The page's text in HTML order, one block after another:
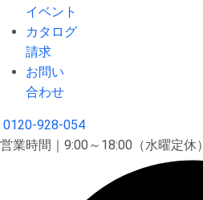
イベント
カタログ
請求
お問い
合わせ
0120-928-054
営業時間｜9:00～18:00（水曜定休）